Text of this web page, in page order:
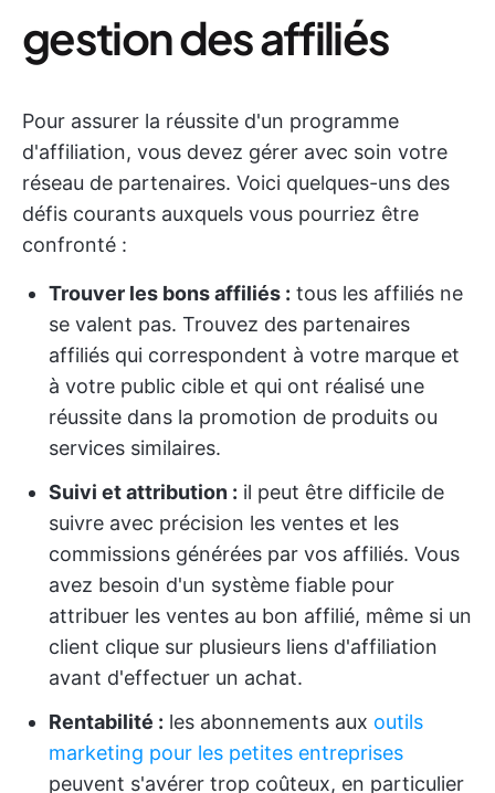
gestion des affiliés
Pour assurer la réussite d'un programme
d'affiliation, vous devez gérer avec soin votre
réseau de partenaires. Voici quelques-uns des
défis courants auxquels vous pourriez être
confronté :
Trouver les bons affiliés : tous les affiliés ne
se valent pas. Trouvez des partenaires
affiliés qui correspondent à votre marque et
à votre public cible et qui ont réalisé une
réussite dans la promotion de produits ou
services similaires.
Suivi et attribution : il peut être difficile de
suivre avec précision les ventes et les
commissions générées par vos affiliés. Vous
avez besoin d'un système fiable pour
attribuer les ventes au bon affilié, même si un
client clique sur plusieurs liens d'affiliation
avant d'effectuer un achat.
Rentabilité : les abonnements aux outils
marketing pour les petites entreprises
peuvent s'avérer trop coûteux, en particulier